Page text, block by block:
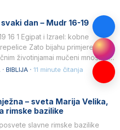
dan – Mudr 16-19
16 1 Egipat i Izrael: kobne
Zato bijahu primjereno
životinjamai mučeni mnoštvom
narod…
BIBLIJA · 11 minute čitanja
– sveta Marija Velika,
rimske bazilike
slavne rimske bazilike